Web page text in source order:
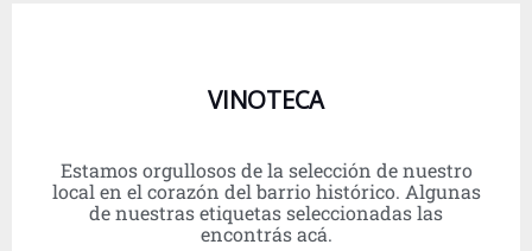
VINOTECA
Estamos orgullosos de la selección de nuestro
local en el corazón del barrio histórico. Algunas
de nuestras etiquetas seleccionadas las
encontrás acá.